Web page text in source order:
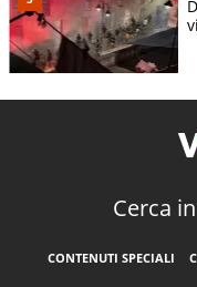
Cerca
CONTENUTI SPECIALI